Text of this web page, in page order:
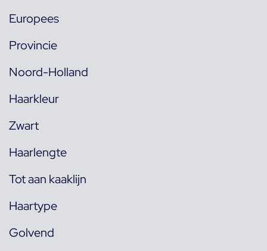
Europees
Provincie
Noord-Holland
Haarkleur
Zwart
Haarlengte
Tot aan kaaklijn
Haartype
Golvend